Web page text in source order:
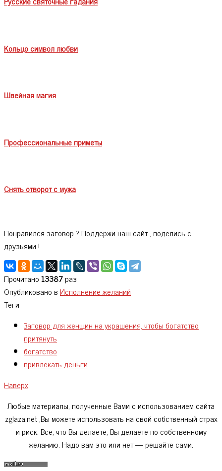
Кольцо символ любви
Швейная магия
Профессиональные приметы
Снять отворот с мужа
Понравился заговор ? Поддержи наш сайт , поделись с
друзьями !
Прочитано13387раз
Опубликовано вИсполнение желаний
Теги
Заговор для женщин на украшения, чтобы богатство
притянуть
богатство
привлекать деньги
Наверх
Любые материалы, полученные Вами с использованием сайта
zglaza.net ,Вы можете использовать на свой собственный страх
и риск. Все, что Вы делаете, Вы делаете по собственному
желанию. Надо вам это или нет — решайте сами.